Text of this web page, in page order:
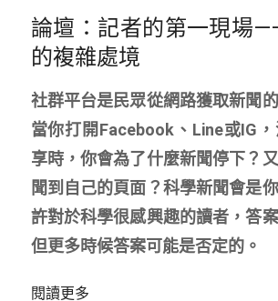
論壇：記者的第一現場
的複雜處境
社群平台是民眾從網路獲取新聞
當你打開Facebook、Line或IG
享時，你會為了什麼新聞停下？
聞到自己的頁面？科學新聞會是
許對於科學很感興趣的讀者，答
但更多時候答案可能是否定的。
閱讀更多